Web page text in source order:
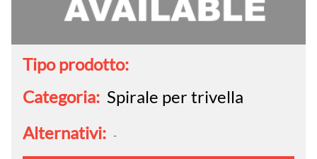
Tipo prodotto:
Categoria: Spirale per trivella
Alternativi: -